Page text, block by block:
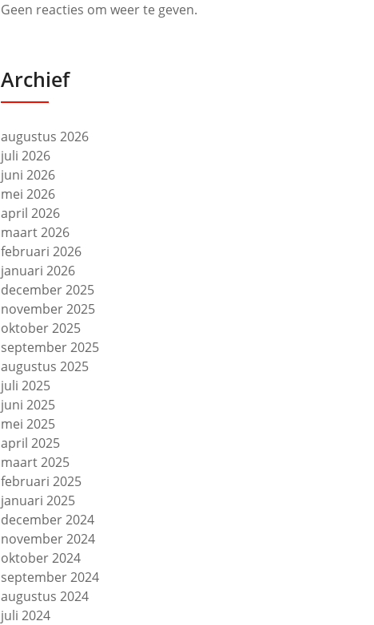
Geen reacties om weer te geven.
Archief
augustus 2026
juli 2026
juni 2026
mei 2026
april 2026
maart 2026
februari 2026
januari 2026
december 2025
november 2025
oktober 2025
september 2025
augustus 2025
juli 2025
juni 2025
mei 2025
april 2025
maart 2025
februari 2025
januari 2025
december 2024
november 2024
oktober 2024
september 2024
augustus 2024
juli 2024